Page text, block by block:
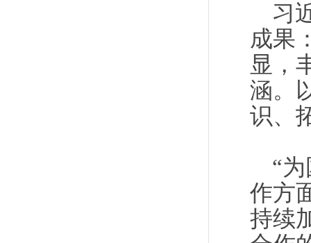
习
成果
显，
涵。
识、
“
作方
持续